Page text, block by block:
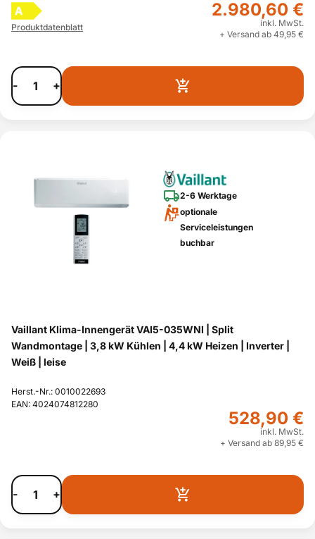
A
Produktdatenblatt
2.980,60 €
inkl. MwSt.
+ Versand ab 49,95 €
- +
2-6 Werktage
optionale
Serviceleistungen
buchbar
Vaillant Klima-Innengerät VAI5-035WNI | Split
Wandmontage | 3,8 kW Kühlen | 4,4 kW Heizen | Inverter |
Weiß | leise
Herst.-Nr.: 0010022693
EAN: 4024074812280
528,90 €
inkl. MwSt.
+ Versand ab 89,95 €
- +